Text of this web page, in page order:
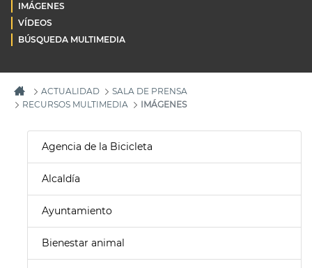
IMÁGENES
VÍDEOS
BÚSQUEDA MULTIMEDIA
ACTUALIDAD
SALA DE PRENSA
RECURSOS MULTIMEDIA
IMÁGENES
Agencia de la Bicicleta
Alcaldía
Ayuntamiento
Bienestar animal